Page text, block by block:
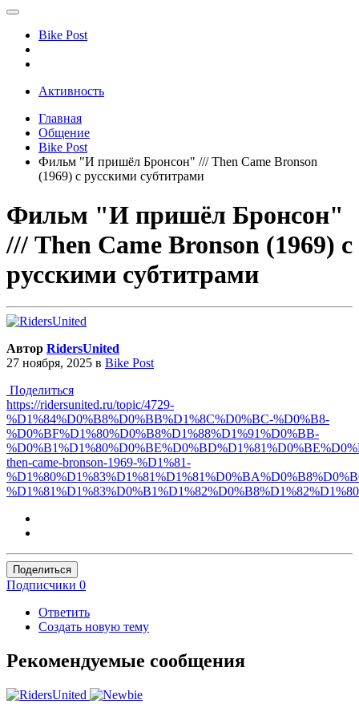
Bike Post
Активность
Главная
Общение
Bike Post
Фильм "И пришёл Бронсон" /// Then Came Bronson
(1969) с русскими субтитрами
Фильм "И пришёл Бронсон"
/// Then Came Bronson (1969) с
русскими субтитрами
Автор RidersUnited
27 ноября, 2025 в Bike Post
Поделиться
https://ridersunited.ru/topic/4729-
%D1%84%D0%B8%D0%BB%D1%8C%D0%BC-%D0%B8-
%D0%BF%D1%80%D0%B8%D1%88%D1%91%D0%BB-
then-came-bronson-1969-%D1%81-
Поделиться
Подписчики 0
Ответить
Создать новую тему
Рекомендуемые сообщения